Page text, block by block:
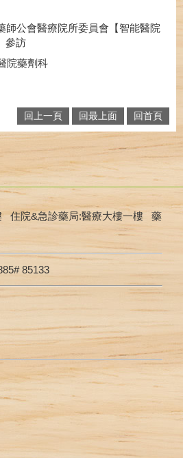
師公會醫療院所委員會【智能醫院
參訪
院藥劑科
回上一頁 回最上面 回首頁
住院&急診藥局:醫療大樓一樓 藥
85133